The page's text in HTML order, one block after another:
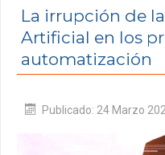
Quiénes somos
Historia
Nuestro Servicio
Productos
La irrupción de
Artificial en los
automatización
Publicado: 24 Marzo